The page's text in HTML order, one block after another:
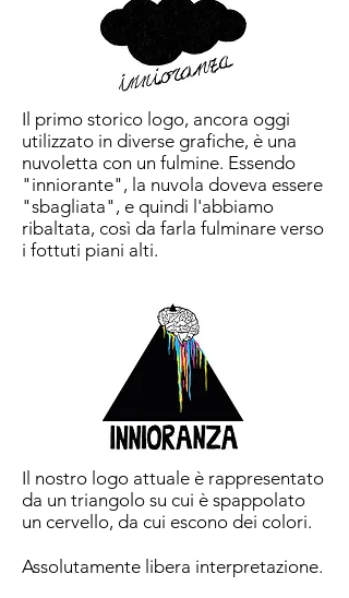
Il primo storico logo, ancora oggi
utilizzato in diverse grafiche, è una
nuvoletta con un fulmine. Essendo
"inniorante", la nuvola doveva essere
"sbagliata", e quindi l'abbiamo
ribaltata, così da farla fulminare verso
i fottuti piani alti.
Il nostro logo attuale è rappresentato
da un triangolo su cui è spappolato
un cervello, da cui escono dei colori.
Assolutamente libera interpretazione.